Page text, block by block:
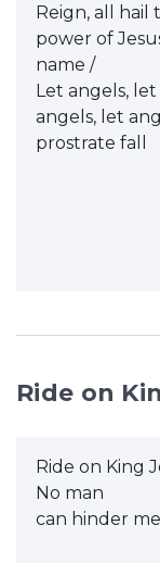
Reign, all hail
power of
name /
Let angels, let
angels, let
prostrate fall
Ride on
Ride on King
No man
can hinder me